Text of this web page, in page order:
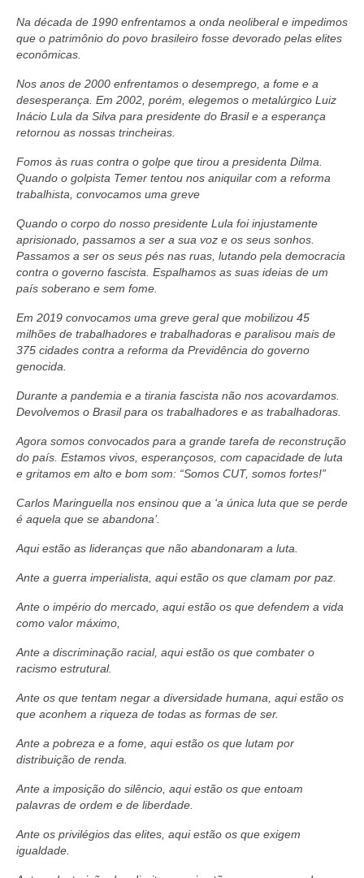
Na década de 1990 enfrentamos a onda neoliberal e impedimos
que o patrimônio do povo brasileiro fosse devorado pelas elites
econômicas.
Nos anos de 2000 enfrentamos o desemprego, a fome e a
desesperança. Em 2002, porém, elegemos o metalúrgico Luiz
Inácio Lula da Silva para presidente do Brasil e a esperança
retornou as nossas trincheiras.
Fomos às ruas contra o golpe que tirou a presidenta Dilma.
Quando o golpista Temer tentou nos aniquilar com a reforma
trabalhista, convocamos uma greve
Quando o corpo do nosso presidente Lula foi injustamente
aprisionado, passamos a ser a sua voz e os seus sonhos.
Passamos a ser os seus pés nas ruas, lutando pela democracia
contra o governo fascista. Espalhamos as suas ideias de um
país soberano e sem fome.
Em 2019 convocamos uma greve geral que mobilizou 45
milhões de trabalhadores e trabalhadoras e paralisou mais de
375 cidades contra a reforma da Previdência do governo
genocida.
Durante a pandemia e a tirania fascista não nos acovardamos.
Devolvemos o Brasil para os trabalhadores e as trabalhadoras.
Agora somos convocados para a grande tarefa de reconstrução
do país. Estamos vivos, esperançosos, com capacidade de luta
e gritamos em alto e bom som: “Somos CUT, somos fortes!”
Carlos Maringuella nos ensinou que a ‘a única luta que se perde
é aquela que se abandona’.
Aqui estão as lideranças que não abandonaram a luta.
Ante a guerra imperialista, aqui estão os que clamam por paz.
Ante o império do mercado, aqui estão os que defendem a vida
como valor máximo,
Ante a discriminação racial, aqui estão os que combater o
racismo estrutural.
Ante os que tentam negar a diversidade humana, aqui estão os
que aconhem a riqueza de todas as formas de ser.
Ante a pobreza e a fome, aqui estão os que lutam por
distribuição de renda.
Ante a imposição do silêncio, aqui estão os que entoam
palavras de ordem e de liberdade.
Ante os privilégios das elites, aqui estão os que exigem
igualdade.